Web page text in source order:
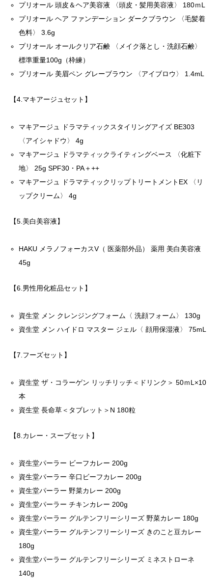
プリオール 頭皮＆ヘア美容液 〈頭皮・髪用美容液〉 180ｍL
プリオール ヘア ファンデーション ダークブラウン 〈毛髪着
色料〉 3.6g
プリオール オールクリア石鹸 〈メイク落とし・洗顔石鹸〉
標準重量100g（枠練）
プリオール 美眉ペン グレーブラウン 〈アイブロウ〉 1.4mL
【4.マキアージュセット】
マキアージュ ドラマティックスタイリングアイズ BE303
〈アイシャドウ〉 4g
マキアージュ ドラマティックライティングベース 〈化粧下
地〉 25g SPF30・PA＋++
マキアージュ ドラマティックリップトリートメントEX 〈リ
ップクリーム〉 4g
【5.美白美容液】
HAKU メラノフォーカスV（ 医薬部外品） 薬用 美白美容液
45g
【6.男性用化粧品セット】
資生堂 メン クレンジングフォーム〈 洗顔フォーム〉 130g
資生堂 メン ハイドロ マスター ジェル〈 顔用保湿液〉 75mL
【7.フーズセット】
資生堂 ザ・コラーゲン リッチリッチ＜ドリンク＞ 50ｍL×10
本
資生堂 長命草＜タブレット＞N 180粒
【8.カレー・スープセット】
資生堂パーラー ビーフカレー 200g
資生堂パーラー 辛口ビーフカレー 200g
資生堂パーラー 野菜カレー 200g
資生堂パーラー チキンカレー 200g
資生堂パーラー グルテンフリーシリーズ 野菜カレー 180g
資生堂パーラー グルテンフリーシリーズ きのこと豆カレー
180g
資生堂パーラー グルテンフリーシリーズ ミネストローネ
140g